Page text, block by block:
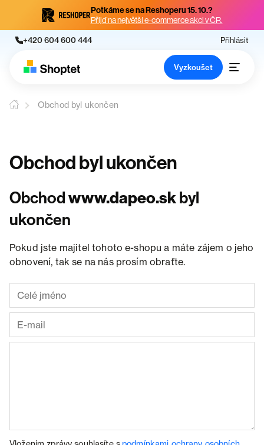
Potkáme se na Reshoperu 15. 10.?
Přijď na největší e-commerce akci v ČR.
+420 604 600 444 Přihlásit
Vyzkoušet
Obchod byl ukončen
Obchod byl ukončen
Obchodwww.dapeo.skbyl
ukončen
Pokud jste majitel tohoto e-shopu a máte zájem o jeho
obnovení, tak se na nás prosím obraťte.